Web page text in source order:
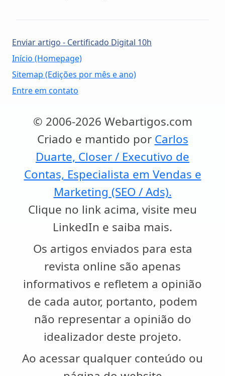
Enviar artigo - Certificado Digital 10h
Início (Homepage)
Sitemap (Edições por mês e ano)
Entre em contato
© 2006-2026 Webartigos.com
Criado e mantido por Carlos
Duarte, Closer / Executivo de
Contas, Especialista em Vendas e
Marketing (SEO / Ads).
Clique no link acima, visite meu
LinkedIn e saiba mais.
Os artigos enviados para esta
revista online são apenas
informativos e refletem a opinião
de cada autor, portanto, podem
não representar a opinião do
idealizador deste projeto.
Ao acessar qualquer conteúdo ou